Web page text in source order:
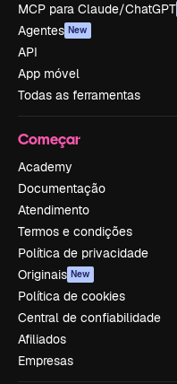
MCP para Claude/ChatGPT
Agentes New
API
App móvel
Todas as ferramentas
Começar
Academy
Documentação
Atendimento
Termos e condições
Política de privacidade
Originais New
Política de cookies
Central de confiabilidade
Afiliados
Empresas